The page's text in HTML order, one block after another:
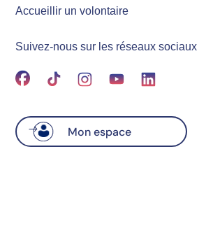
Accueillir un volontaire
Suivez-nous sur les réseaux sociaux
Mon espace